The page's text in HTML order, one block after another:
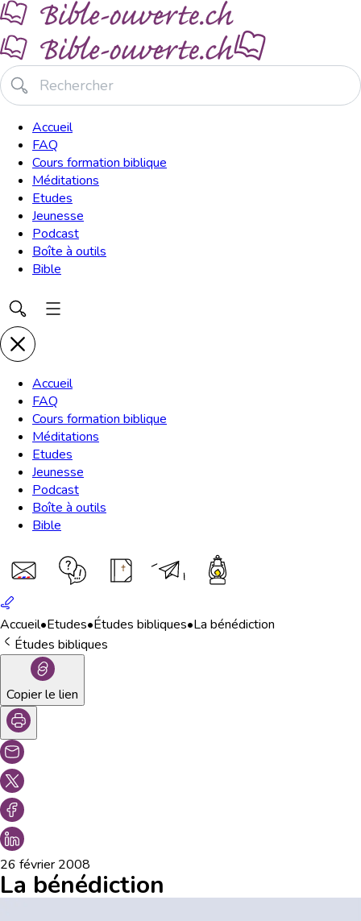
Accueil
FAQ
Cours formation biblique
Méditations
Etudes
Jeunesse
Podcast
Boîte à outils
Bible
Accueil
FAQ
Cours formation biblique
Méditations
Etudes
Jeunesse
Podcast
Boîte à outils
Bible
Accueil•Etudes•Études bibliques•La bénédiction
Études bibliques
Copier le lien
26 février 2008
La bénédiction